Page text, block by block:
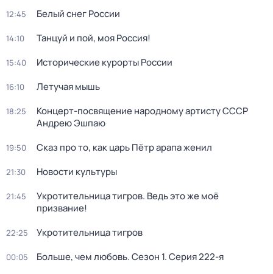
12:45 Белый снег России
14:10 Танцуй и пой, моя Россия!
15:40 Исторические курорты России
16:10 Летучая мышь
18:25
Концерт-посвящение народному артисту СССР
Андрею Эшпаю
19:50 Сказ про то, как царь Пётр арапа женил
21:30 Новости культуры
21:45
Укротительница тигров. Ведь это же моё
призвание!
22:25 Укротительница тигров
00:05 Больше, чем любовь. Сезон 1. Серия 222-я